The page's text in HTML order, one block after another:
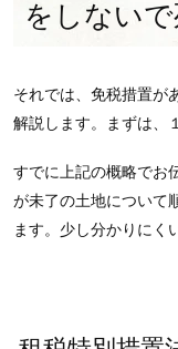
をしない
それでは、免税措置が
解説します。まずは、
すでに上記の概略でお
が未了の土地について
ます。少し分かりにく